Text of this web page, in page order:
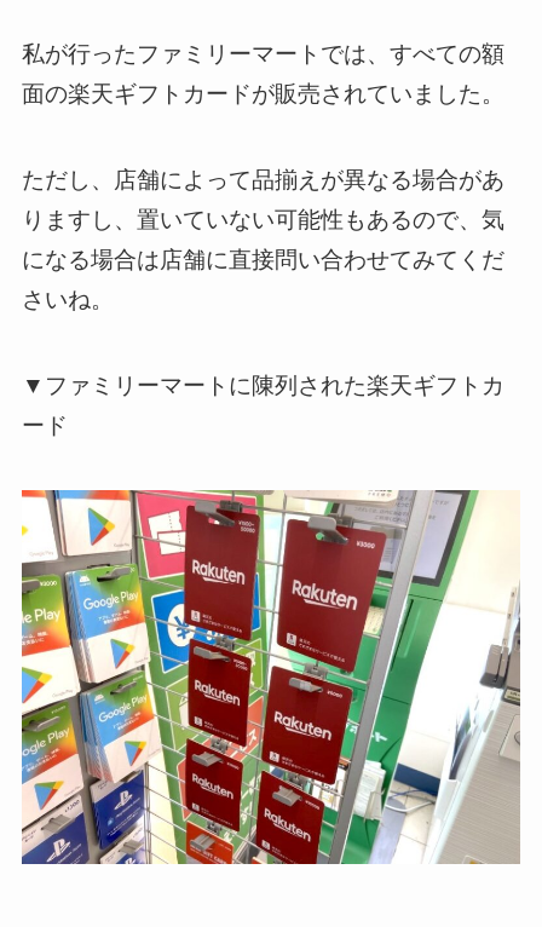
私が行ったファミリーマートでは、すべての額
面の楽天ギフトカードが販売されていました。
ただし、店舗によって品揃えが異なる場合があ
りますし、置いていない可能性もあるので、気
になる場合は店舗に直接問い合わせてみてくだ
さいね。
▼ファミリーマートに陳列された楽天ギフトカ
ード